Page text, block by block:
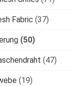
Fabric (37)
(50)
(47)
(19)